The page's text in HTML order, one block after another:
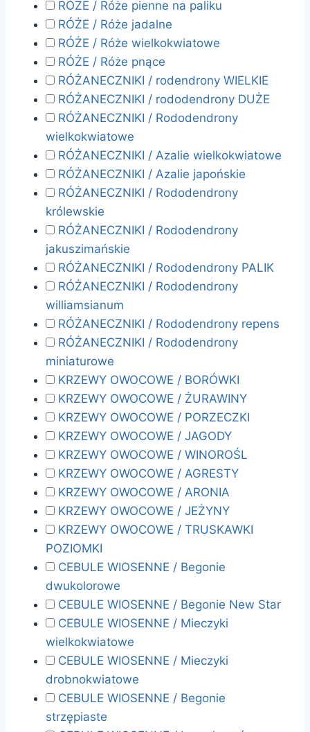
RÓŻE / Róże pienne na paliku
RÓŻE / Róże jadalne
RÓŻE / Róże wielkokwiatowe
RÓŻE / Róże pnące
RÓŻANECZNIKI / rodendrony WIELKIE
RÓŻANECZNIKI / rododendrony DUŻE
RÓŻANECZNIKI / Rododendrony
wielkokwiatowe
RÓŻANECZNIKI / Azalie wielkokwiatowe
RÓŻANECZNIKI / Azalie japońskie
RÓŻANECZNIKI / Rododendrony
królewskie
RÓŻANECZNIKI / Rododendrony
jakuszimańskie
RÓŻANECZNIKI / Rododendrony PALIK
RÓŻANECZNIKI / Rododendrony
williamsianum
RÓŻANECZNIKI / Rododendrony repens
RÓŻANECZNIKI / Rododendrony
miniaturowe
KRZEWY OWOCOWE / BORÓWKI
KRZEWY OWOCOWE / ŻURAWINY
KRZEWY OWOCOWE / PORZECZKI
KRZEWY OWOCOWE / JAGODY
KRZEWY OWOCOWE / WINOROŚL
KRZEWY OWOCOWE / AGRESTY
KRZEWY OWOCOWE / ARONIA
KRZEWY OWOCOWE / JEŻYNY
KRZEWY OWOCOWE / TRUSKAWKI
POZIOMKI
CEBULE WIOSENNE / Begonie
dwukolorowe
CEBULE WIOSENNE / Begonie New Star
CEBULE WIOSENNE / Mieczyki
wielkokwiatowe
CEBULE WIOSENNE / Mieczyki
drobnokwiatowe
CEBULE WIOSENNE / Begonie
strzępiaste